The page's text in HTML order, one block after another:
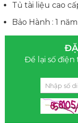
Tủ tài liệu cao
Bảo Hành : 1 năm
Để lại số điện